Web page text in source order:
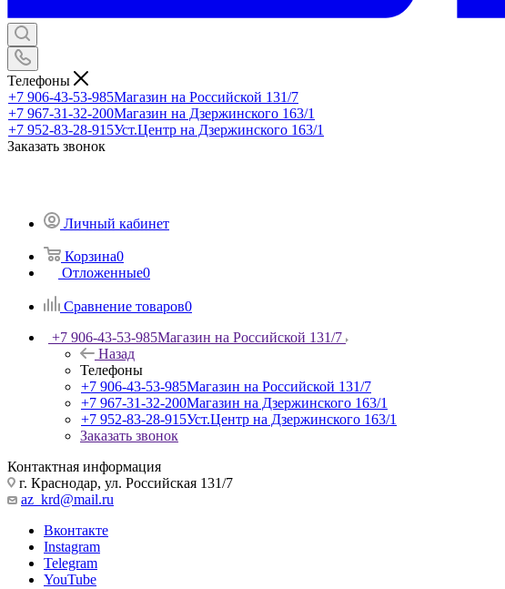
Телефоны
+7 906-43-53-985Магазин на Российской 131/7
+7 967-31-32-200Магазин на Дзержинского 163/1
+7 952-83-28-915Уст.Центр на Дзержинского 163/1
Заказать звонок
Личный кабинет
Корзина0
Отложенные0
Сравнение товаров0
+7 906-43-53-985Магазин на Российской 131/7
Назад
Телефоны
+7 906-43-53-985Магазин на Российской 131/7
+7 967-31-32-200Магазин на Дзержинского 163/1
+7 952-83-28-915Уст.Центр на Дзержинского 163/1
Заказать звонок
Контактная информация
г. Краснодар, ул. Российская 131/7
az_krd@mail.ru
Вконтакте
Instagram
Telegram
YouTube